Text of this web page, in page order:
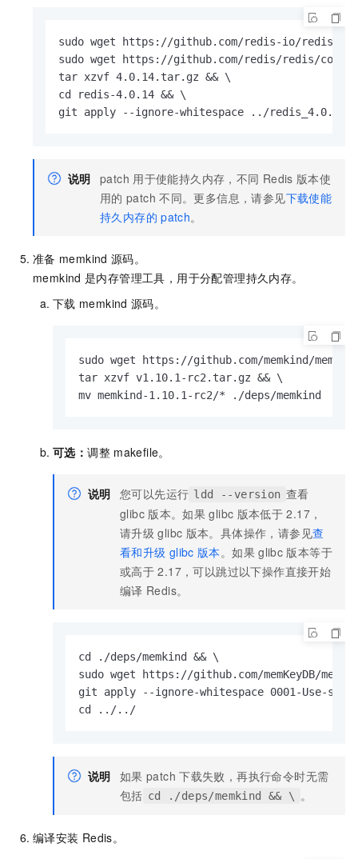
sudo wget https://github.com/redis-io/redis/
sudo wget https://github.com/redis/redis/
tar xzvf 4.0.14.tar.gz && \
cd redis-4.0.14 && \
git apply --ignore-whitespace ../
说明 patch 用于使能持久内存，不同 Redis 版本使
用的 patch 不同。更多信息，请参见下载使能
持久内存的 patch。
准备 memkind 源码。
memkind 是内存管理工具，用于分配管理持久内存。
下载 memkind 源码。
sudo wget https://github.com/memkind/
tar xzvf v1.10.1-rc2.tar.gz && \
mv memkind-1.10.1-rc2/* ./deps/memkind
可选：调整 makefile。
说明 您可以先运行 ldd --version 查看
glibc 版本。如果 glibc 版本低于 2.17，
请升级 glibc 版本。具体操作，请参见查
看和升级 glibc 版本。如果 glibc 版本等于
或高于 2.17，可以跳过以下操作直接开始
编译 Redis。
cd ./deps/memkind && \
sudo wget https://github.com/memKeyDB/
git apply --ignore-whitespace 0001-Use-
cd ../../
说明 如果 patch 下载失败，再执行命令时无需
包括 cd ./deps/memkind && \ 。
编译安装 Redis。